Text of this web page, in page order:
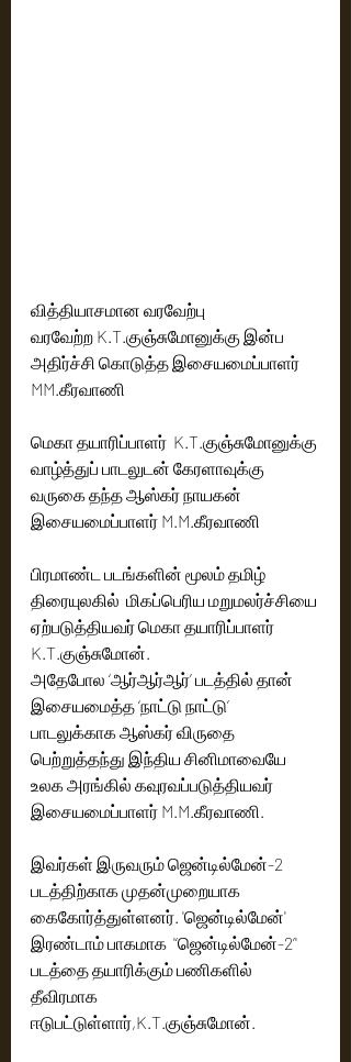
வித்தியாசமான வரவேற்பு
வரவேற்ற K.T.குஞ்சுமோனுக்கு இன்ப
அதிர்ச்சி கொடுத்த இசையமைப்பாளர்
MM.கீரவாணி
மெகா தயாரிப்பாளர்  K.T.குஞ்சுமோனுக்கு
வாழ்த்துப் பாடலுடன் கேரளாவுக்கு
வருகை தந்த ஆஸ்கர் நாயகன்
இசையமைப்பாளர் M.M.கீரவாணி
பிரமாண்ட படங்களின் மூலம் தமிழ்
திரையுலகில்  மிகப்பெரிய மறுமலர்ச்சியை
ஏற்படுத்தியவர் மெகா தயாரிப்பாளர்
K.T.குஞ்சுமோன்.
அதேபோல ‘ஆர்ஆர்ஆர்’ படத்தில் தான்
இசையமைத்த ‘நாட்டு நாட்டு’
பாடலுக்காக ஆஸ்கர் விருதை
பெற்றுத்தந்து இந்திய சினிமாவையே
உலக அரங்கில் கவுரவப்படுத்தியவர்
இசையமைப்பாளர் M.M.கீரவாணி.
இவர்கள் இருவரும் ஜென்டில்மேன்-2
படத்திற்காக முதன்முறையாக
கைகோர்த்துள்ளனர். 'ஜென்டில்மேன்'
இரண்டாம் பாகமாக  '‘ஜென்டில்மேன்-2’'
படத்தை தயாரிக்கும் பணிகளில்
தீவிரமாக
ஈடுபட்டுள்ளார்,K.T.குஞ்சுமோன்.